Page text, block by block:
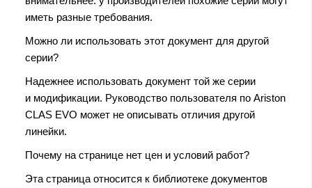
иметь разные требования.
Можно ли использовать этот документ для другой
серии?
Надежнее использовать документ той же серии
и модификации. Руководство пользователя по Ariston
CLAS EVO может не описывать отличия другой
линейки.
Почему на странице нет цен и условий работ?
Эта страница относится к библиотеке документов